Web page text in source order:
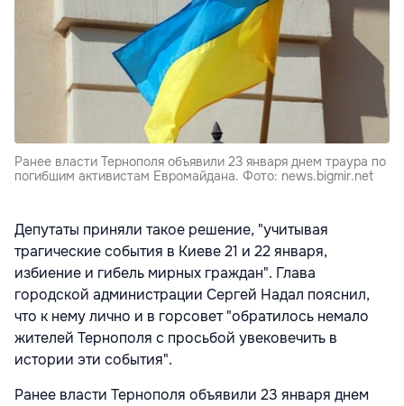
Ранее власти Тернополя объявили 23 января днем траура по
погибшим активистам Евромайдана. Фото: news.bigmir.net
Депутаты приняли такое решение, "учитывая
трагические события в Киеве 21 и 22 января,
избиение и гибель мирных граждан". Глава
городской администрации Сергей Надал пояснил,
что к нему лично и в горсовет "обратилось немало
жителей Тернополя с просьбой увековечить в
истории эти события".
Ранее власти Тернополя объявили 23 января днем